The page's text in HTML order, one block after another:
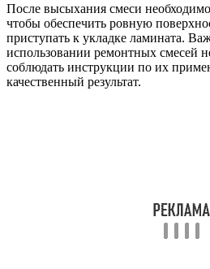
После высыхания смеси
чтобы обеспечить ровную
приступать к укладке ламината.
использовании ремонтных смесей
соблюдать инструкции по их
качественный результат.